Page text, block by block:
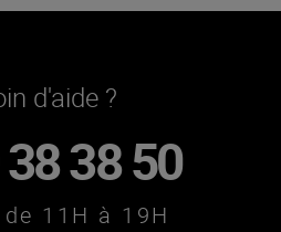
d'aide ?
38 50
11H à 19H